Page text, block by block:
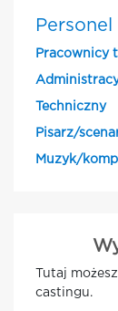
Personel
Pracownicy
Techniczny
Pisarz/
Muzyk/
Tutaj
castingu.